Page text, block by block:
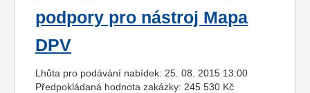
podpory pro nástroj Mapa
DPV
Lhůta pro podávání nabídek: 25. 08. 2015 13:00
Předpokládaná hodnota zakázky: 245 530 Kč